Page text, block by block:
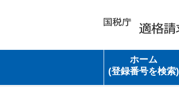
ホーム
(登録番号を検索)